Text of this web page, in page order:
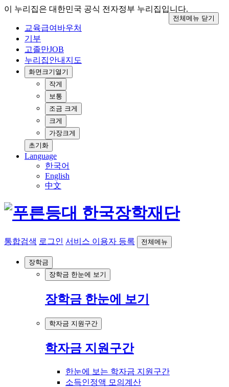
이 누리집은 대한민국 공식 전자정부 누리집입니다.
교육급여바우처
기부
고졸만JOB
누리집안내지도
화면크기 열기
작게
보통
조금 크게
크게
가장크게
초기화
Language
한국어
English
中文
통합검색 로그인 서비스 이용자 등록 전체메뉴
장학금
장학금 한눈에 보기
장학금 한눈에 보기
학자금 지원구간
학자금 지원구간
한눈에 보는 학자금 지원구간
소득인정액 모의계산
전체메뉴 닫기